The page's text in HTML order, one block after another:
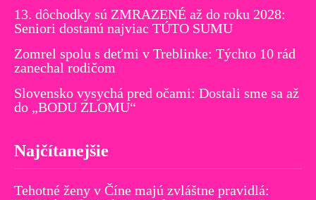
13. dôchodky sú ZMRAZENÉ až do roku 2028:
Seniori dostanú najviac TÚTO SUMU
Zomrel spolu s deťmi v Treblinke: Týchto 10 rád
zanechal rodičom
Slovensko vysychá pred očami: Dostali sme sa až
do „BODU ZLOMU“
Najčítanejšie
Tehotné ženy v Číne majú zvláštne pravidlá: